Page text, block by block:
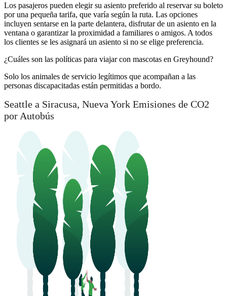
Los pasajeros pueden elegir su asiento preferido al reservar su boleto
por una pequeña tarifa, que varía según la ruta. Las opciones
incluyen sentarse en la parte delantera, disfrutar de un asiento en la
ventana o garantizar la proximidad a familiares o amigos. A todos
los clientes se les asignará un asiento si no se elige preferencia.
¿Cuáles son las políticas para viajar con mascotas en Greyhound?
Solo los animales de servicio legítimos que acompañan a las
personas discapacitadas están permitidas a bordo.
Seattle a Siracusa, Nueva York Emisiones de CO2
por Autobús